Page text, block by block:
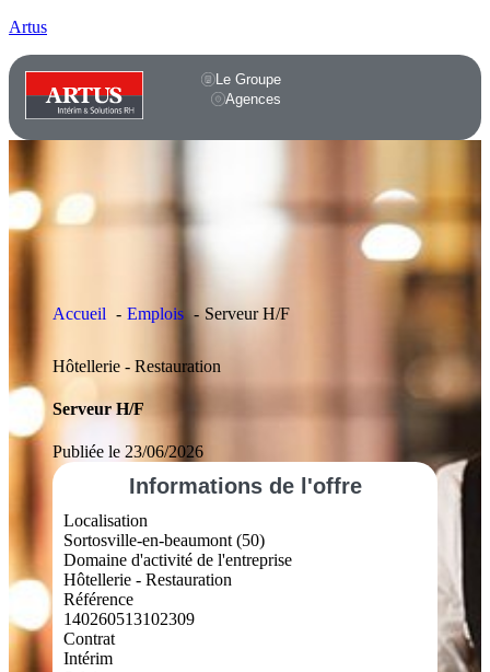
Artus
Le Groupe
Agences
Accueil Emplois Serveur H/F
Hôtellerie - Restauration
Serveur H/F
Publiée le 23/06/2026
Informations de l'offre
Localisation
Sortosville-en-beaumont (50)
Domaine d'activité de l'entreprise
Hôtellerie - Restauration
Référence
140260513102309
Contrat
Intérim